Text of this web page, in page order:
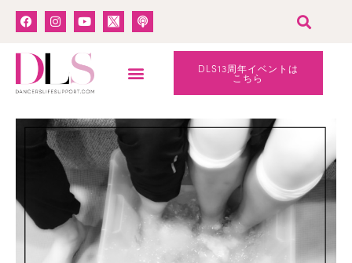
DLS13周年イベントは
こちら